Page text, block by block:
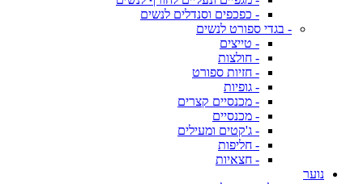
- כפכפים וסנדלים לנשים
- בגדי ספורט לנשים
- טייצים
- חולצות
- חזיות ספורט
- גופיות
- מכנסיים קצרים
- מכנסיים
- ג'קטים ומעילים
- חליפות
- חצאיות
נוער